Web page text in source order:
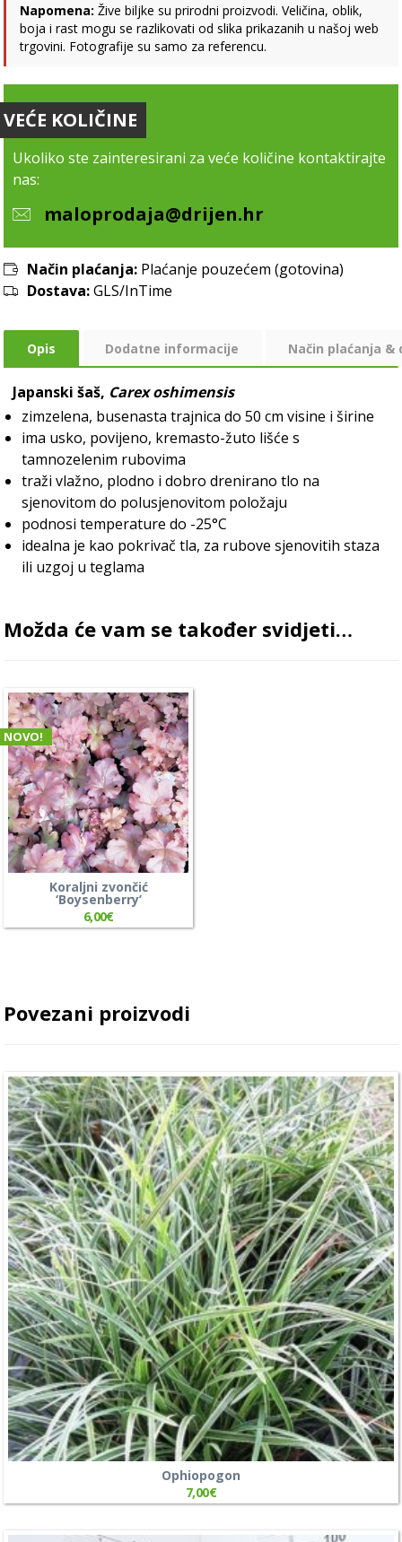
Napomena: Žive biljke su prirodni proizvodi. Veličina, oblik,
boja i rast mogu se razlikovati od slika prikazanih u našoj web
trgovini. Fotografije su samo za referencu.
VEĆE KOLIČINE
Ukoliko ste zainteresirani za veće količine kontaktirajte
nas:
maloprodaja@drijen.hr
Način plaćanja: Plaćanje pouzećem (gotovina)
Dostava:GLS/InTime
Opis Dodatne informacije Način plaćanja &
Japanski šaš, Carex oshimensis
zimzelena, busenasta trajnica do 50 cm visine i širine
ima usko, povijeno, kremasto-žuto lišće s
tamnozelenim rubovima
traži vlažno, plodno i dobro drenirano tlo na
sjenovitom do polusjenovitom položaju
podnosi temperature do -25°C
idealna je kao pokrivač tla, za rubove sjenovitih staza
ili uzgoj u teglama
Možda će vam se također svidjeti…
NOVO!
Koraljni zvončić
‘Boysenberry’
6,00€
Povezani proizvodi
Ophiopogon
7,00€